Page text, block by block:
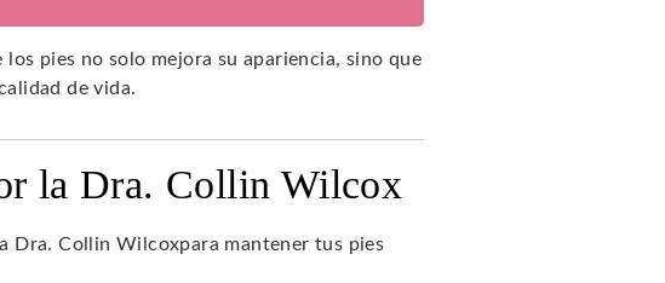
pies no solo mejora su apariencia, sino que
de vida.
la Dra. Collin Wilcox
Dra. Collin Wilcoxpara mantener tus pies